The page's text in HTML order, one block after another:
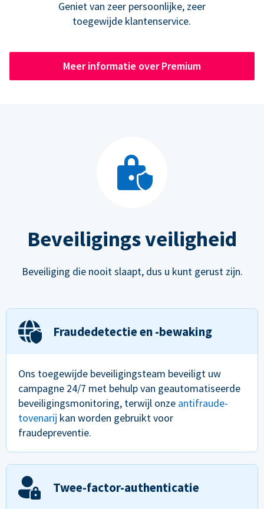
Geniet van zeer persoonlijke, zeer
toegewijde klantenservice.
Meer informatie over Premium
Beveiligings veiligheid
Beveiliging die nooit slaapt, dus u kunt gerust zijn.
Fraudedetectie en -bewaking
Ons toegewijde beveiligingsteam beveiligt uw
campagne 24/7 met behulp van geautomatiseerde
beveiligingsmonitoring, terwijl onze antifraude-
tovenarij kan worden gebruikt voor
fraudepreventie.
Twee-factor-authenticatie